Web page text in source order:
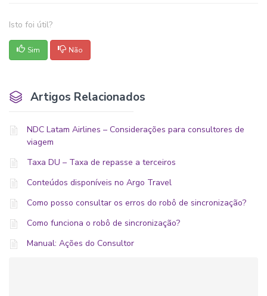
Isto foi útil?
Sim Não
Artigos Relacionados
NDC Latam Airlines – Considerações para consultores de
viagem
Taxa DU – Taxa de repasse a terceiros
Conteúdos disponíveis no Argo Travel
Como posso consultar os erros do robô de sincronização?
Como funciona o robô de sincronização?
Manual: Ações do Consultor